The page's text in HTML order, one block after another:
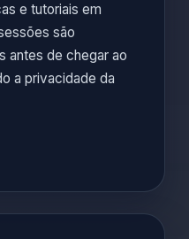
e tutoriais em
são
antes de chegar ao
a privacidade da